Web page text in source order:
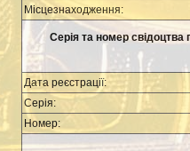
Місцезнаходження:
Серія та номер
Дата реєстрації:
Серія:
Номер: